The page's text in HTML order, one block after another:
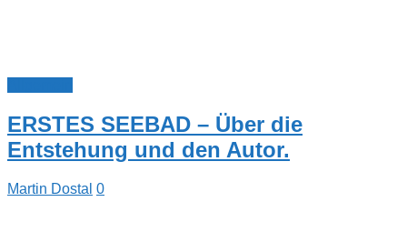
ERSTES SEEBAD – Über die
Entstehung und den Autor.
Martin Dostal 0